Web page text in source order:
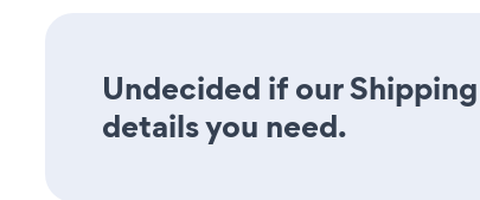
Undecided if our
details you need.